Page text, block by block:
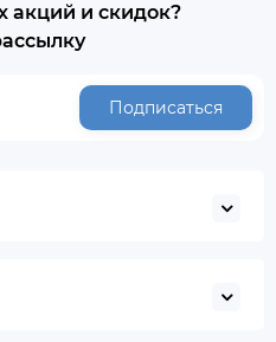
акций и скидок?
Подписаться